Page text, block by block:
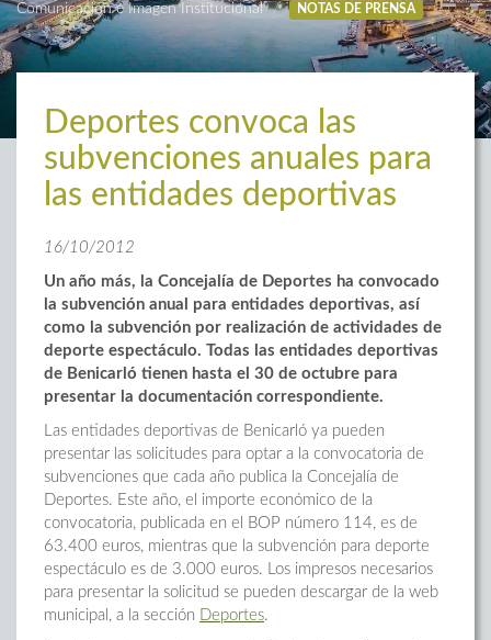
Comunicación e Imagen Institucional NOTAS DE PRENSA
Deportes convoca las
subvenciones anuales para
las entidades deportivas
16/10/2012
Un año más, la Concejalía de Deportes ha convocado
la subvención anual para entidades deportivas, así
como la subvención por realización de actividades de
deporte espectáculo. Todas las entidades deportivas
de Benicarló tienen hasta el 30 de octubre para
presentar la documentación correspondiente.
Las entidades deportivas de Benicarló ya pueden
presentar las solicitudes para optar a la convocatoria de
subvenciones que cada año publica la Concejalía de
Deportes. Este año, el importe económico de la
convocatoria, publicada en el BOP número 114, es de
63.400 euros, mientras que la subvención para deporte
espectáculo es de 3.000 euros. Los impresos necesarios
para presentar la solicitud se pueden descargar de la web
municipal, a la sección Deportes.